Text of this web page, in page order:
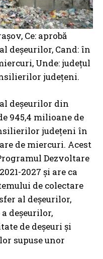
Ce: aprobă
deșeurilor, Cand: în
Unde: județul
județeni.
deșeurilor din
945,4 milioane de
județeni în
de miercuri. Acest
Dezvoltare
2027 și are ca
de colectare
al deșeurilor,
deșeurilor,
de deșeuri și
supuse unor